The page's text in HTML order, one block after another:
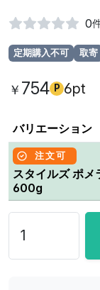
0
定期購入不可 取寄
￥ 754 P 6pt
バリエーション
注文可
スタイルズ ポメ
600g